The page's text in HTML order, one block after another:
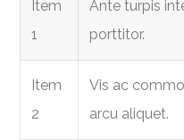
Item
1
Ante turpis
porttitor.
Item
2
Vis ac
arcu aliquet.